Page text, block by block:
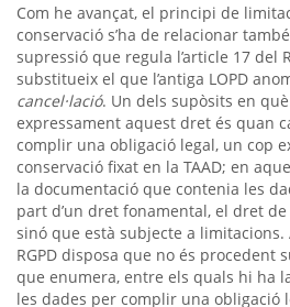
Com he avançat, el principi de
conservació s’ha de relacionar
supressió que regula l’article 17 del
substitueix el que l’antiga LOPD
cancel·lació. Un dels supòsits en
expressament aquest dret és quan
complir una obligació legal, un cop
conservació fixat en la TAAD; en
la documentació que contenia les
part d’un dret fonamental, el dret
sinó que està subjecte a limitacions.
RGPD disposa que no és procedent
que enumera, entre els quals hi ha
les dades per complir una obligació